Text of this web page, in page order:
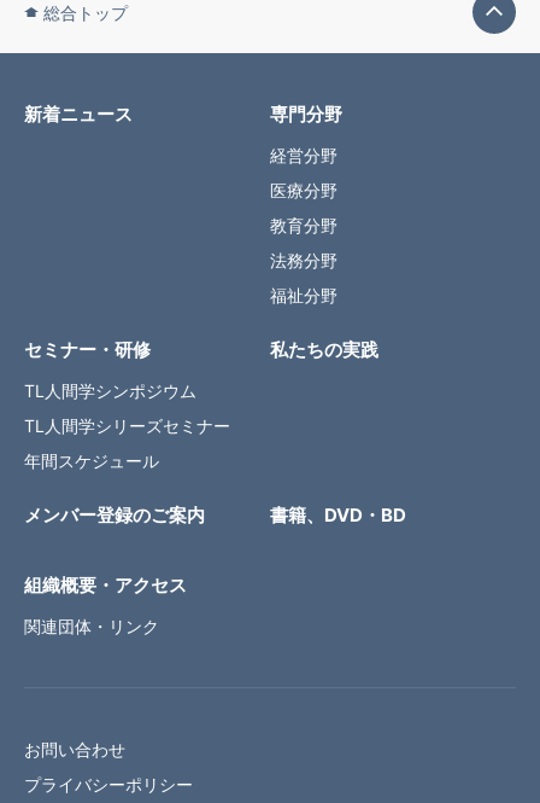
総合トップ
新着ニュース 専門分野
経営分野
医療分野
教育分野
法務分野
福祉分野
セミナー・研修
TL人間学シンポジウム
TL人間学シリーズセミナー
年間スケジュール
私たちの実践
メンバー登録のご案内 書籍、DVD・BD
組織概要・アクセス
関連団体・リンク
お問い合わせ
プライバシーポリシー